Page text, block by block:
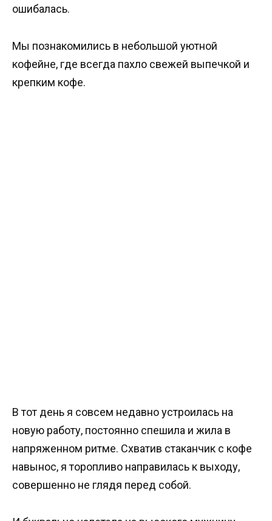
ошибалась.
Мы познакомились в небольшой уютной
кофейне, где всегда пахло свежей выпечкой и
крепким кофе.
В тот день я совсем недавно устроилась на
новую работу, постоянно спешила и жила в
напряженном ритме. Схватив стаканчик с кофе
навынос, я торопливо направилась к выходу,
совершенно не глядя перед собой.